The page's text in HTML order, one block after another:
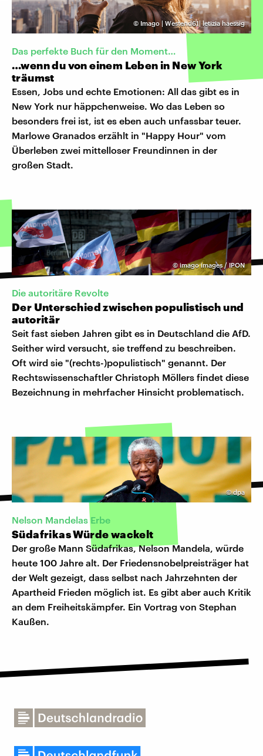
© Imago | Westend61| letizia haessig
Das perfekte Buch für den Moment…
…wenn du von einem Leben in New York
träumst
Essen, Jobs und echte Emotionen: All das gibt es in
New York nur häppchenweise. Wo das Leben so
besonders frei ist, ist es eben auch unfassbar teuer.
Marlowe Granados erzählt in "Happy Hour" vom
Überleben zwei mittelloser Freundinnen in der
großen Stadt.
©imago images / IPON
Die autoritäre Revolte
Der Unterschied zwischen populistisch und
autoritär
Seit fast sieben Jahren gibt es in Deutschland die AfD.
Seither wird versucht, sie treffend zu beschreiben.
Oft wird sie "(rechts-)populistisch" genannt. Der
Rechtswissenschaftler Christoph Möllers findet diese
Bezeichnung in mehrfacher Hinsicht problematisch.
©dpa
Nelson Mandelas Erbe
Südafrikas Würde wackelt
Der große Mann Südafrikas, Nelson Mandela, würde
heute 100 Jahre alt. Der Friedensnobelpreisträger hat
der Welt gezeigt, dass selbst nach Jahrzehnten der
Apartheid Frieden möglich ist. Es gibt aber auch Kritik
an dem Freiheitskämpfer. Ein Vortrag von Stephan
Kaußen.